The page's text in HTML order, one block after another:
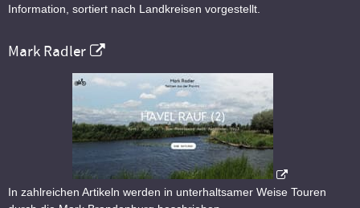
Information, sortiert nach Landkreisen vorgestellt.
Mark Radler
In zahlreichen Artikeln werden in unterhaltsamer Weise Touren